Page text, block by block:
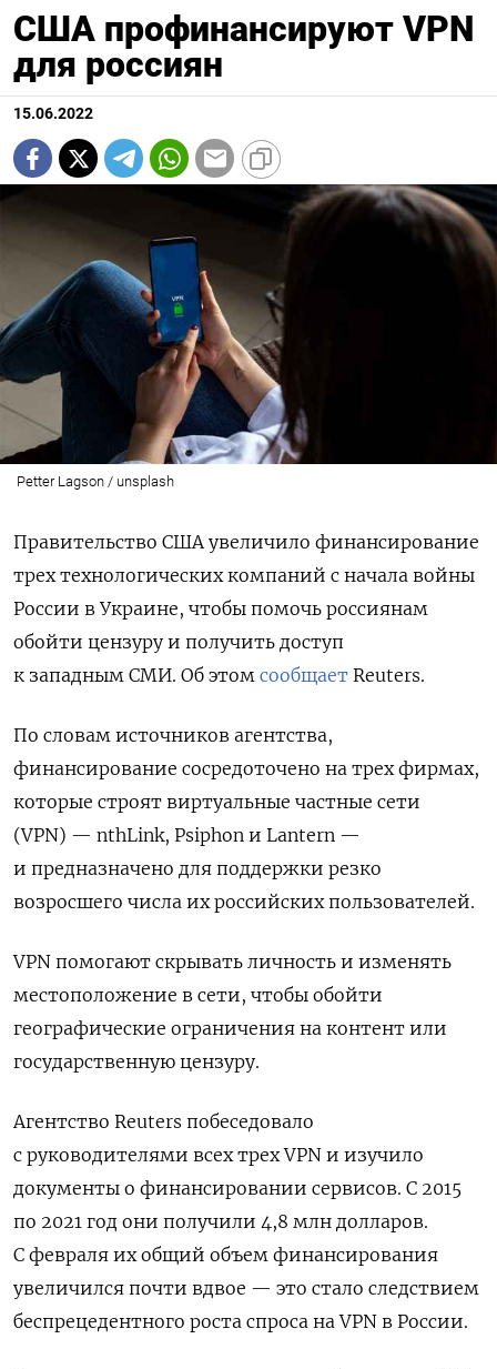
США профинансируют VPN
для россиян
15.06.2022
Petter Lagson / unsplash
Правительство США увеличило финансирование
трех технологических компаний с начала войны
России в Украине, чтобы помочь россиянам
обойти цензуру и получить доступ
к западным СМИ. Об этом сообщает Reuters.
По словам источников агентства,
финансирование сосредоточено на трех фирмах,
которые строят виртуальные частные сети
(VPN) — nthLink, Psiphon и Lantern —
и предназначено для поддержки резко
возросшего числа их российских пользователей.
VPN помогают скрывать личность и изменять
местоположение в сети, чтобы обойти
географические ограничения на контент или
государственную цензуру.
Агентство Reuters побеседовало
с руководителями всех трех VPN и изучило
документы о финансировании сервисов. С 2015
по 2021 год они получили 4,8 млн долларов.
С февраля их общий объем финансирования
увеличился почти вдвое — это стало следствием
беспрецедентного роста спроса на VPN в России.